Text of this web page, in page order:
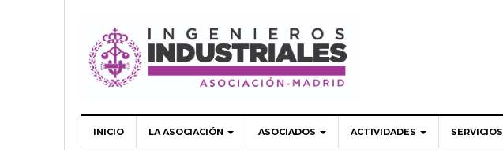
INICIO LA ASOCIACIÓN ASOCIADOS ACTIVIDADES SERVICIOS